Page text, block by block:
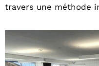
travers une méthode